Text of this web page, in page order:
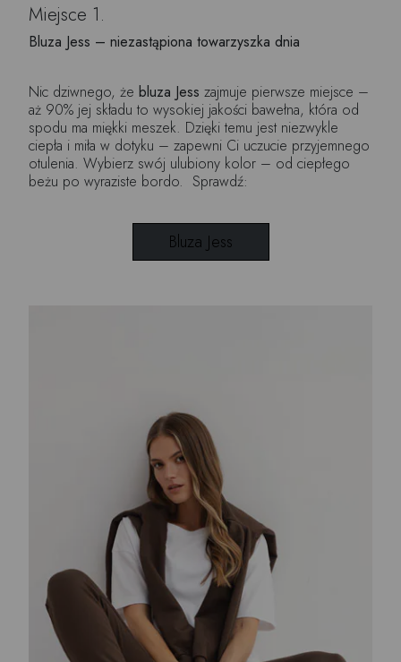
Miejsce 1.
Bluza Jess – niezastąpiona towarzyszka dnia
Nic dziwnego, że bluza Jess zajmuje pierwsze miejsce –
aż 90% jej składu to wysokiej jakości bawełna, która od
spodu ma miękki meszek. Dzięki temu jest niezwykle
ciepła i miła w dotyku – zapewni Ci uczucie przyjemnego
otulenia. Wybierz swój ulubiony kolor – od ciepłego
beżu po wyraziste bordo. Sprawdź:
Bluza Jess